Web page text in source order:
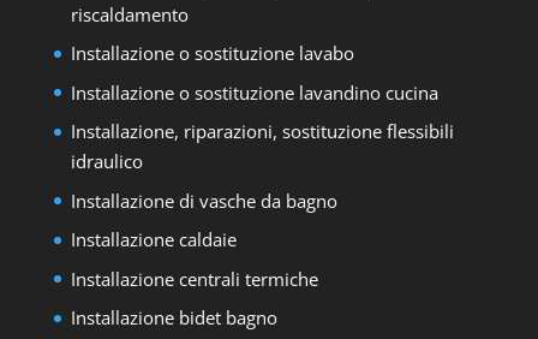
riscaldamento
Installazione o sostituzione lavabo
Installazione o sostituzione lavandino cucina
Installazione, riparazioni, sostituzione flessibili
idraulico
Installazione di vasche da bagno
Installazione caldaie
Installazione centrali termiche
Installazione bidet bagno